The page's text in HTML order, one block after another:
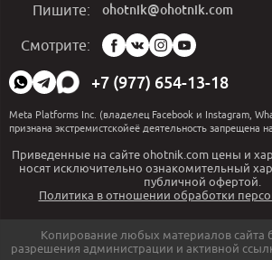
Пишите: ohotnik@ohotnik.com
Смотрите:
Мы
в
социальных
сетях:
+7 (977) 654-13-18
Meta Platforms Inc. (владелец Facebook и Instagram,
признана экстремистскойеё деятельность запрещена
Приведенные на сайте ohotnik.com цены и
носят исключительно ознакомительный
публичной офертой.
Политика в отношении обработки
Копирование любых материалов сайта
разрешения администрации и активной